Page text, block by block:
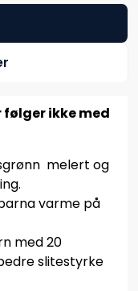
ikke med
melert og
varme på
med 20
slitestyrke